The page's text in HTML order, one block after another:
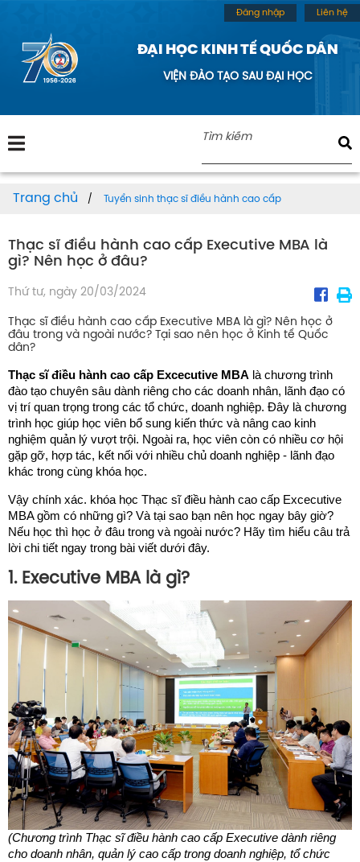
ĐẠI HỌC KINH TẾ QUỐC DÂN
VIỆN ĐÀO TẠO SAU ĐẠI HỌC
Đăng nhập Liên hệ
Trang chủ Tuyển sinh thạc sĩ điều hành cao cấp
Thạc sĩ điều hành cao cấp Executive MBA là
gì? Nên học ở đâu?
Thứ tư, ngày 20/03/2024
Thạc sĩ điều hành cao cấp Executive MBA là gì? Nên học ở
đâu trong và ngoài nước? Tại sao nên học ở Kinh tế Quốc
dân?
Thạc sĩ điều hành cao cấp Excecutive MBA là chương trình
đào tạo chuyên sâu dành riêng cho các doanh nhân, lãnh đạo có
vị trí quan trọng trong các tổ chức, doanh nghiệp. Đây là chương
trình học giúp học viên bổ sung kiến thức và nâng cao kinh
nghiệm quản lý vượt trội. Ngoài ra, học viên còn có nhiều cơ hội
gặp gỡ, hợp tác, kết nối với nhiều chủ doanh nghiệp - lãnh đạo
khác trong cùng khóa học.
Vậy chính xác. khóa học Thạc sĩ điều hành cao cấp Excecutive
MBA gồm có những gì? Và tại sao bạn nên học ngay bây giờ?
Nếu học thì học ở đâu trong và ngoài nước? Hãy tìm hiểu câu trả
lời chi tiết ngay trong bài viết dưới đây.
1. Executive MBA là gì?
(Chương trình Thạc sĩ điều hành cao cấp Executive dành riêng
cho doanh nhân, quản lý cao cấp trong doanh nghiệp, tổ chức